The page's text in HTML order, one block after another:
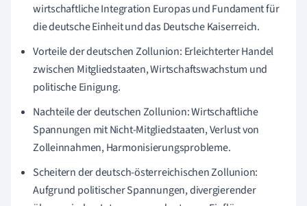
wirtschaftliche Integration Europas und Fundament für
die deutsche Einheit und das Deutsche Kaiserreich.
Vorteile der deutschen Zollunion: Erleichterter Handel
zwischen Mitgliedstaaten, Wirtschaftswachstum und
politische Einigung.
Nachteile der deutschen Zollunion: Wirtschaftliche
Spannungen mit Nicht-Mitgliedstaaten, Verlust von
Zolleinnahmen, Harmonisierungsprobleme.
Scheitern der deutsch-österreichischen Zollunion:
Aufgrund politischer Spannungen, divergierender